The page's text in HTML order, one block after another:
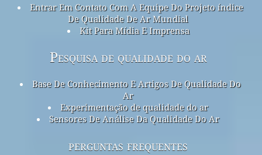
Entrar Em Contato Com A Equipe Do Projeto índice
De Qualidade De Ar Mundial
Kit Para Mídia E Imprensa
Pesquisa de qualidade do ar
Base De Conhecimento E Artigos De Qualidade Do
Ar
Experimentação de qualidade do ar
Sensores De Análise Da Qualidade Do Ar
perguntas frequentes